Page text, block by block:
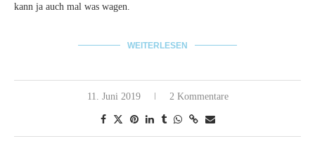
kann ja auch mal was wagen.
WEITERLESEN
11. Juni 2019 2 Kommentare